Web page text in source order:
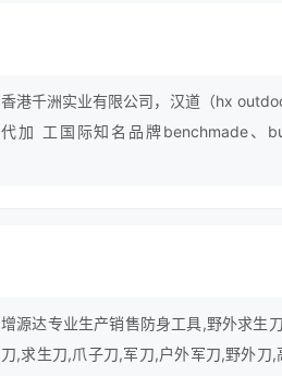
香港千洲实业有限公司，汉道（hx
代加 工国际知名品牌benchmade、
增源达专业生产销售防身工具,野外求生
刀,求生刀,爪子刀,军刀,户外军刀,野外刀